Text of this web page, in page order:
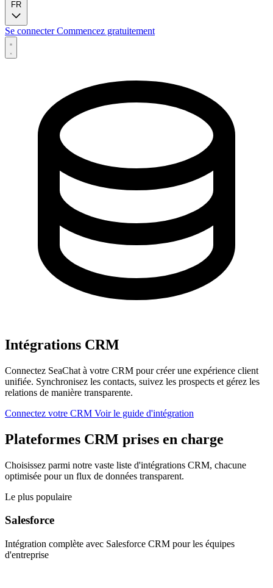
FR
Se connecterCommencez gratuitement
Intégrations CRM
Connectez SeaChat à votre CRM pour créer une expérience client
unifiée. Synchronisez les contacts, suivez les prospects et gérez les
relations de manière transparente.
Connectez votre CRM Voir le guide d'intégration
Plateformes CRM prises en charge
Choisissez parmi notre vaste liste d'intégrations CRM, chacune
optimisée pour un flux de données transparent.
Le plus populaire
Salesforce
Intégration complète avec Salesforce CRM pour les équipes
d'entreprise